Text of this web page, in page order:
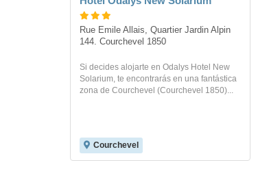
Rue Emile Allais, Quartier Jardin Alpin
144. Courchevel 1850
Si decides alojarte en Odalys Hotel New
Solarium, te encontrarás en una fantástica
zona de Courchevel (Courchevel 1850)...
Courchevel